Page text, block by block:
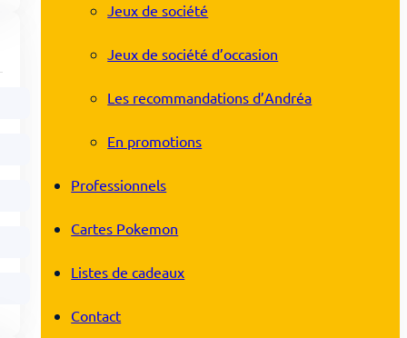
Jeux de société
Jeux de société d’occasion
Les recommandations d’Andréa
En promotions
Professionnels
Cartes Pokemon
Listes de cadeaux
Contact